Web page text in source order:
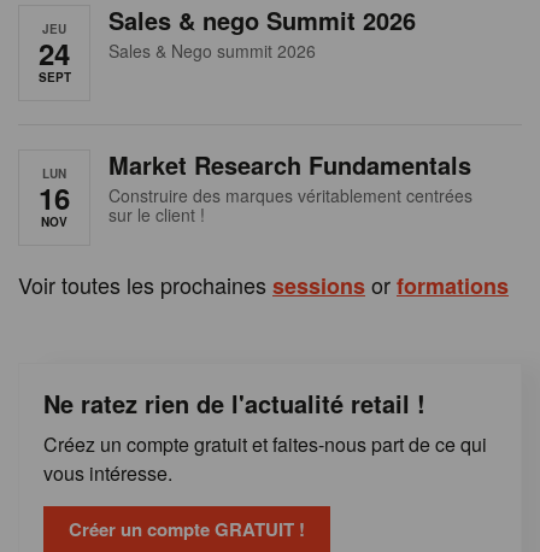
JEU
24
SEPT
Sales & nego Summit 2026
Sales & Nego summit 2026
LUN
16
NOV
Market Research Fundamentals
Construire des marques véritablement centrées
sur le client !
Voir toutes les prochaines sessionsorformations
Ne ratez rien de l'actualité retail !
Créez un compte gratuit et faites-nous part de ce qui
vous intéresse.
Créer un compte GRATUIT !